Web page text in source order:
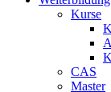
Kurse
CAS
Master